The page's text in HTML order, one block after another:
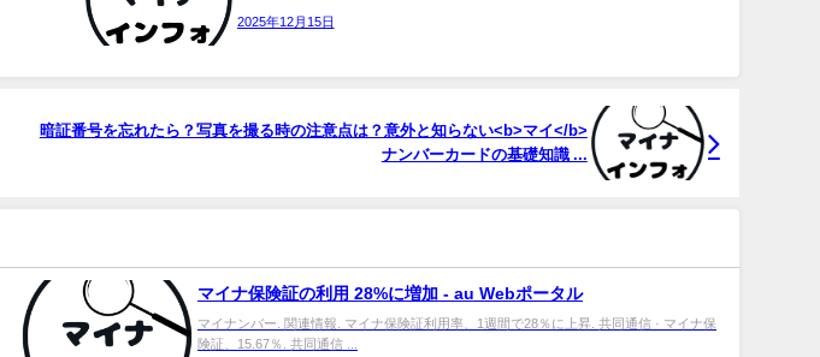
2025年12月15日
暗証番号を忘れたら？写真を撮る時の注意点は？意外と知らない<b>マイ</b>
ナンバーカードの基礎知識 ...
マイナ保険証の利用 28%に増加 - au Webポータル
マイナンバー. 関連情報. マイナ保険証利用率、1週間で28％に上昇. 共同通信 · マイナ保
険証、15.67％. 共同通信 ...